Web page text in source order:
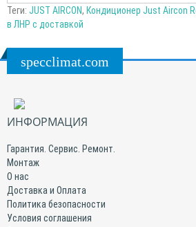
Теги: JUST AIRCON, Кондиционер Just Aircon
в ЛНР с доставкой
specclimat.com
ИНФОРМАЦИЯ
Гарантия. Сервис. Ремонт.
Монтаж
О нас
Доставка и Оплата
Политика безопасности
Условия соглашения